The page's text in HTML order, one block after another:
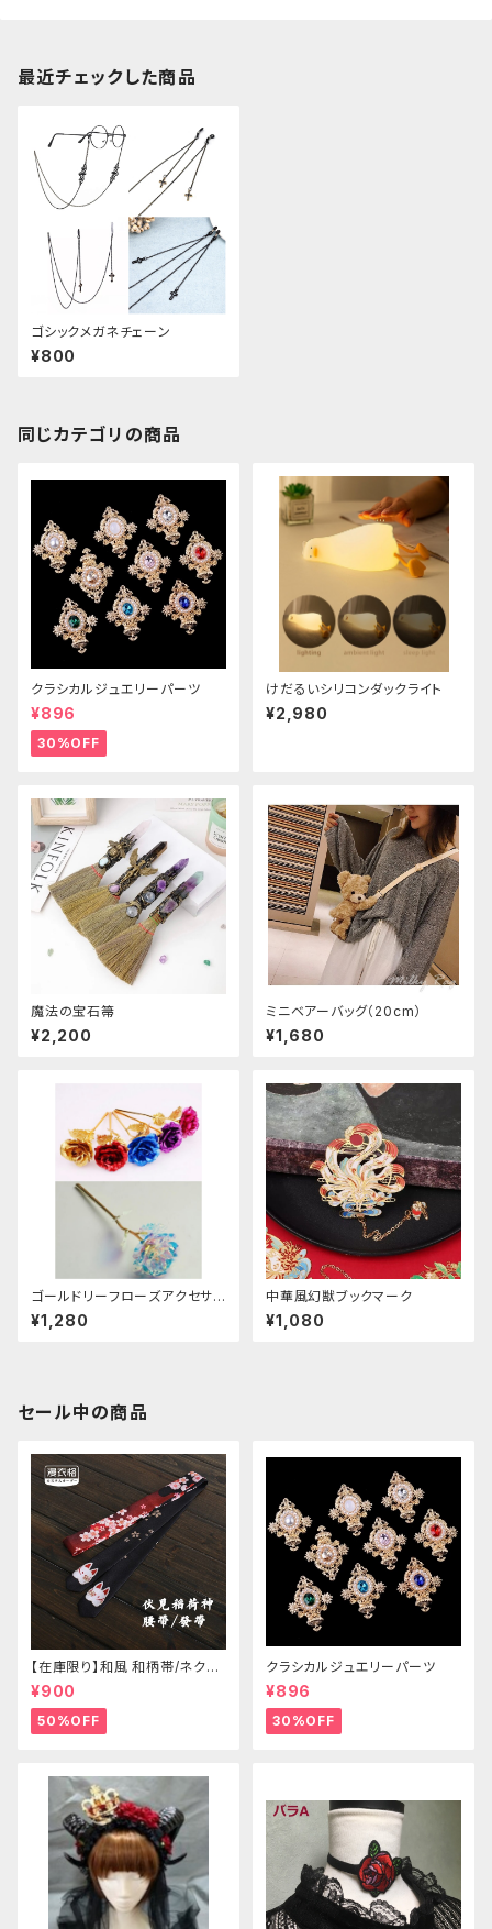
最近チェックした商品
ゴシックメガネチェーン
¥800
同じカテゴリの商品
クラシカルジュエリーパーツ
¥896
30%OFF
けだるいシリコンダックライト
¥2,980
魔法の宝石箒
¥2,200
ミニベアーバッグ（20cm）
¥1,680
ゴールドリーフローズアクセサリ
ー
¥1,280
中華風幻獣ブックマーク
¥1,080
セール中の商品
【在庫限り】和風 和柄帯/ネクタ
イ/リボン（狐面/金魚
¥900
50%OFF
クラシカルジュエリーパーツ
¥896
30%OFF